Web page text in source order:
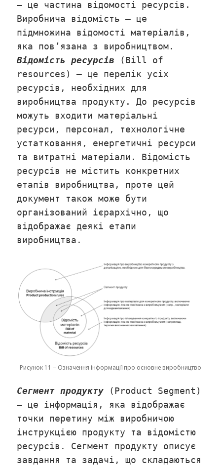
– це частина відомості ресурсів.
Виробнича відомість – це
підмножина відомості матеріалів,
яка пов’язана з виробництвом.
Відомість ресурсів (Bill of
resources) – це перелік усіх
ресурсів, необхідних для
виробництва продукту. До ресурсів
можуть входити матеріальні
ресурси, персонал, технологічне
устатковання, енергетичні ресурси
та витратні матеріали. Відомість
ресурсів не містить конкретних
етапів виробництва, проте цей
документ також може бути
організований ієрархічно, що
відображає деякі етапи
виробництва.
Рисунок 11 – Означення інформації про основне виробництво
Сегмент продукту (Product Segment)
– це інформація, яка відображає
точки перетину між виробничою
інструкцією продукту та відомістю
ресурсів. Сегмент продукту описує
завдання та задачі, що складаються